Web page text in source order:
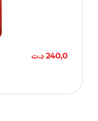
240,0 د.ت